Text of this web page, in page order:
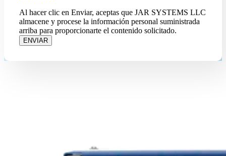
Al hacer clic en Enviar, aceptas que JAR SYSTEMS LLC
almacene y procese la información personal suministrada
arriba para proporcionarte el contenido solicitado.
Encuentre un producto que satisfaga las
necesidades de sus distritos